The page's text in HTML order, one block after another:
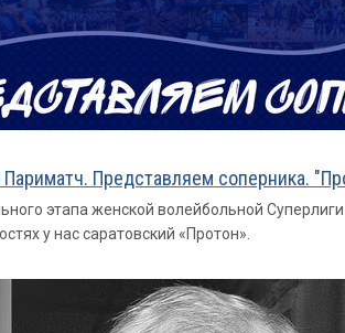
Париматч. Представляем соперника.
этапа женской волейбольной
у нас саратовский «Протон».